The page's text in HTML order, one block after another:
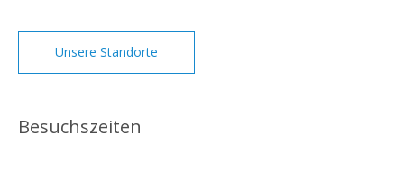
Unsere Standorte
Besuchszeiten